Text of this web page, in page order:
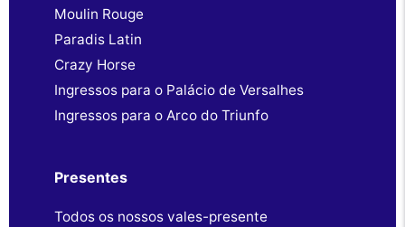
Moulin Rouge
Paradis Latin
Crazy Horse
Ingressos para o Palácio de Versalhes
Ingressos para o Arco do Triunfo
Presentes
Todos os nossos vales-presente